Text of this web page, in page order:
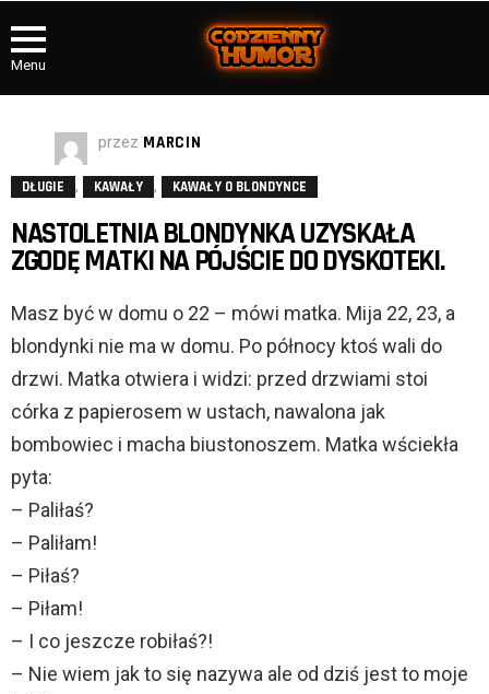
Menu
przez MARCIN
DŁUGIE , KAWAŁY , KAWAŁY O BLONDYNCE
NASTOLETNIA BLONDYNKA UZYSKAŁA
ZGODĘ MATKI NA PÓJŚCIE DO DYSKOTEKI.
Masz być w domu o 22 – mówi matka. Mija 22, 23, a
blondynki nie ma w domu. Po północy ktoś wali do
drzwi. Matka otwiera i widzi: przed drzwiami stoi
córka z papierosem w ustach, nawalona jak
bombowiec i macha biustonoszem. Matka wściekła
pyta:
– Paliłaś?
– Paliłam!
– Piłaś?
– Piłam!
– I co jeszcze robiłaś?!
– Nie wiem jak to się nazywa ale od dziś jest to moje